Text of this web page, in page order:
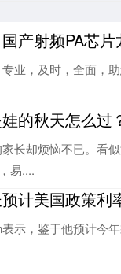
频PA芯片龙头
业，及时，全面，
的秋天怎么过
长却烦恼不已。看
易....
计美国政策利
示，鉴于他预计今